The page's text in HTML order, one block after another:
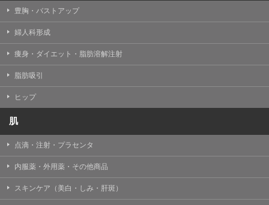
ジが正しく表示されなくなる場合がありますのでご留意
ください。
TCBグループが運営するWEBサイトでは、アクセスログ
として患者様の履歴情報をサーバ上に記録しています。
アクセスログはWEBサイトの保守管理や利用状況に関す
る統計分析のために使用されます。それ以外の目的で使
用されることはありません。
事業上の必要性等に応じて、改定される場合がありま
す。
掲載したときをもって効力を生じるものとします。
豊胸・バストアップ
婦人科形成
痩身・ダイエット・脂肪溶解注射
脂肪吸引
ヒップ
肌
点滴・注射・プラセンタ
内服薬・外用薬・その他商品
スキンケア（美白・しみ・肝斑）